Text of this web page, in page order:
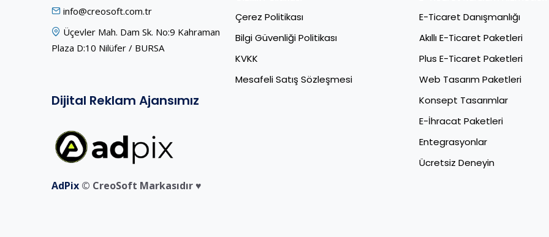
info@creosoft.com.tr
Üçevler Mah. Dam Sk. No:9 Kahraman
Plaza D:10 Nilüfer / BURSA
Dijital Reklam Ajansımız
AdPix © CreoSoft Markasıdır ♥️
Çerez Politikası
Bilgi Güvenliği Politikası
KVKK
Mesafeli Satış Sözleşmesi
E-Ticaret Danışmanlığı
Akıllı E-Ticaret Paketleri
Plus E-Ticaret Paketleri
Web Tasarım Paketleri
Konsept Tasarımlar
E-İhracat Paketleri​
Entegrasyonlar
Ücretsiz Deneyin